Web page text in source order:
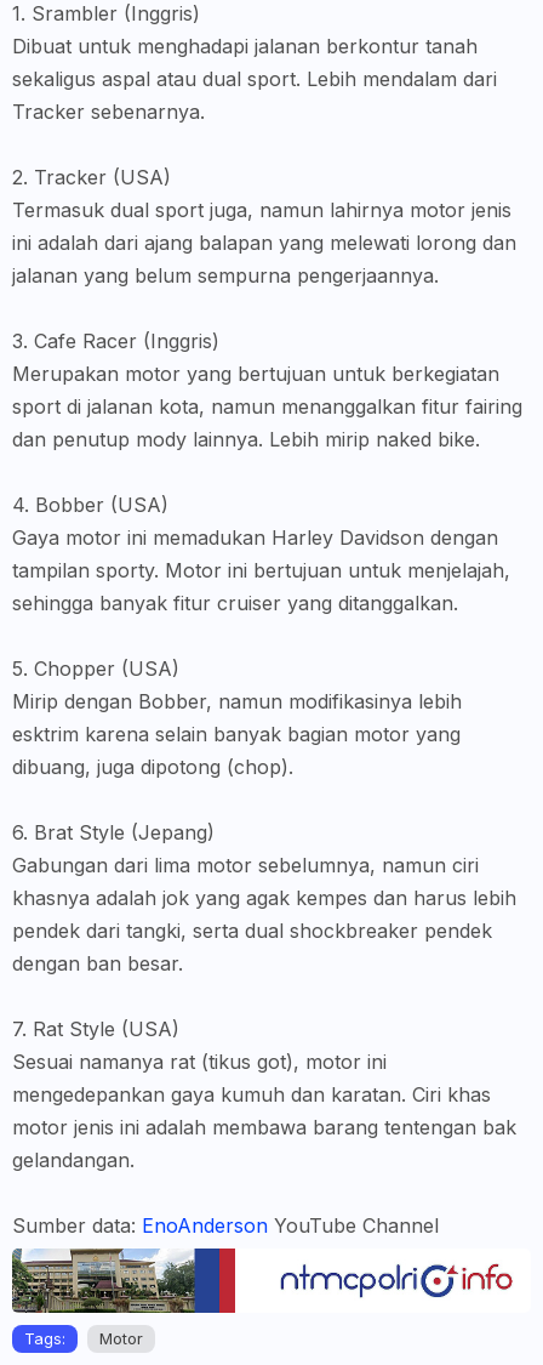
1. Srambler (Inggris)
Dibuat untuk menghadapi jalanan berkontur tanah
sekaligus aspal atau dual sport. Lebih mendalam dari
Tracker sebenarnya.
2. Tracker (USA)
Termasuk dual sport juga, namun lahirnya motor jenis
ini adalah dari ajang balapan yang melewati lorong dan
jalanan yang belum sempurna pengerjaannya.
3. Cafe Racer (Inggris)
Merupakan motor yang bertujuan untuk berkegiatan
sport di jalanan kota, namun menanggalkan fitur fairing
dan penutup mody lainnya. Lebih mirip naked bike.
4. Bobber (USA)
Gaya motor ini memadukan Harley Davidson dengan
tampilan sporty. Motor ini bertujuan untuk menjelajah,
sehingga banyak fitur cruiser yang ditanggalkan.
5. Chopper (USA)
Mirip dengan Bobber, namun modifikasinya lebih
esktrim karena selain banyak bagian motor yang
dibuang, juga dipotong (chop).
6. Brat Style (Jepang)
Gabungan dari lima motor sebelumnya, namun ciri
khasnya adalah jok yang agak kempes dan harus lebih
pendek dari tangki, serta dual shockbreaker pendek
dengan ban besar.
7. Rat Style (USA)
Sesuai namanya rat (tikus got), motor ini
mengedepankan gaya kumuh dan karatan. Ciri khas
motor jenis ini adalah membawa barang tentengan bak
gelandangan.
Sumber data: EnoAnderson YouTube Channel
Tags: Motor